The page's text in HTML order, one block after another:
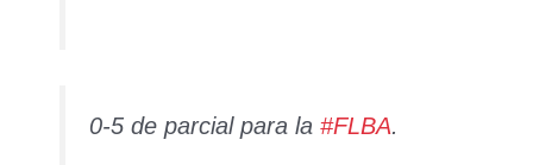
0-5 de parcial para la #FLBA.